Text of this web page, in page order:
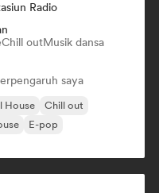
Radio
Chill outMusik dansa
saya
House
Chill out
E-pop